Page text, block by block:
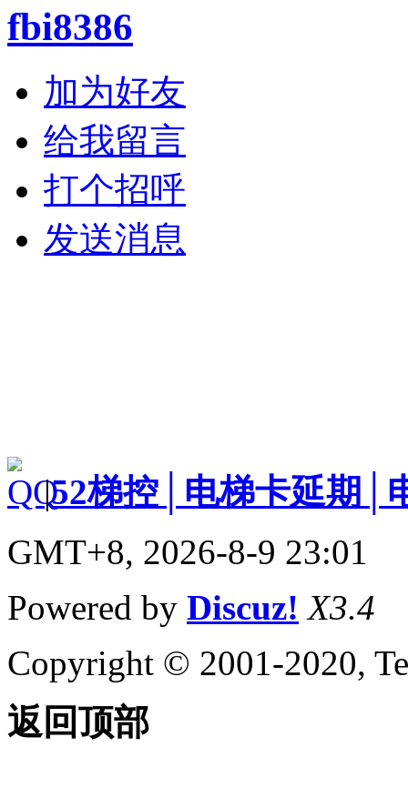
fbi8386
加为好友
给我留言
打个招呼
发送消息
|52梯控│电梯卡延期│
GMT+8, 2026-8-9 23:01
Powered by Discuz! X3.4
Copyright © 2001-2020,
返回顶部